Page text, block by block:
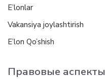
E’lonlar
Vakansiya joylashtirish
E’lon Qo’shish
Правовые аспекты